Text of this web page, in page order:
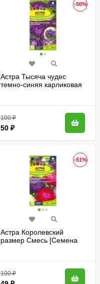
-50%
Астра Тысяча чудес
темно-синяя карликовая
100₽
50 ₽
-51%
Астра Королевский
размер Смесь [Семена
100₽